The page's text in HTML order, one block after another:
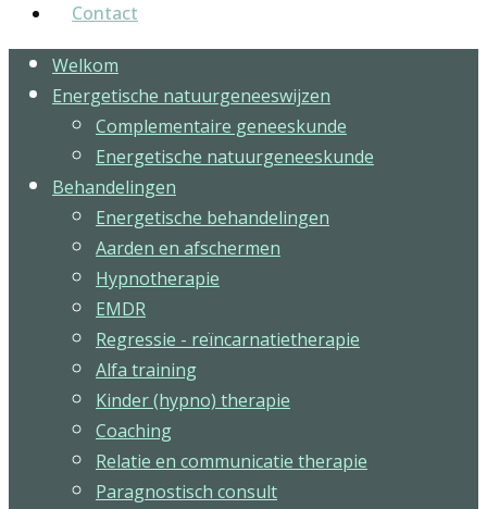
Contact
Welkom
Energetische natuurgeneeswijzen
Complementaire geneeskunde
Energetische natuurgeneeskunde
Behandelingen
Energetische behandelingen
Aarden en afschermen
Hypnotherapie
EMDR
Regressie - reïncarnatietherapie
Alfa training
Kinder (hypno) therapie
Coaching
Relatie en communicatie therapie
Paragnostisch consult